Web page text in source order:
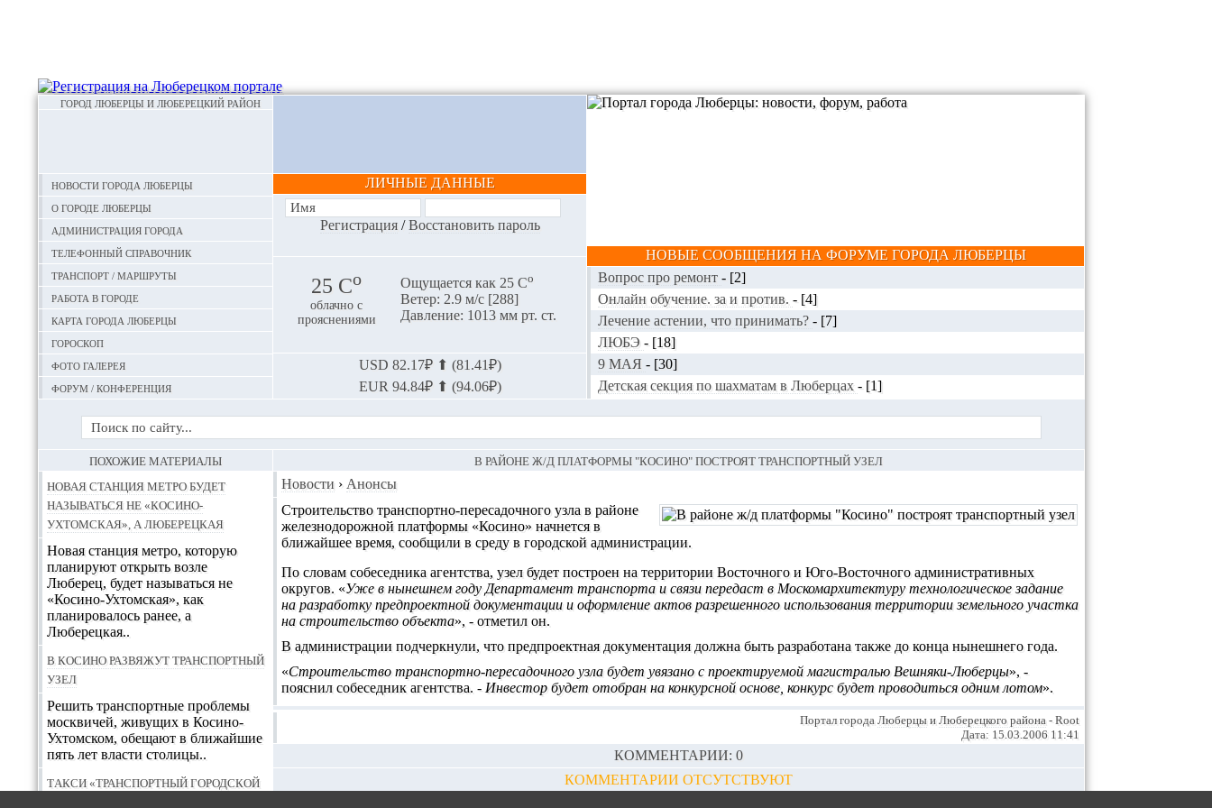
ГОРОД ЛЮБЕРЦЫ И ЛЮБЕРЕЦКИЙ РАЙОН
Новости города Люберцы
О городе Люберцы
Администрация города
Телефонный справочник
Транспорт / маршруты
Работа в городе
Карта города Люберцы
Гороскоп
Фото галерея
Форум / конференция
ЛИЧНЫЕ ДАННЫЕ
Регистрация/Восстановить пароль
25 Сo
облачно с
прояснениями
Ощущается как 25 Сo
Ветер: 2.9 м/с [288]
Давление: 1013 мм рт. ст.
USD 82.17₽ ⬆ (81.41₽)
EUR 94.84₽ ⬆ (94.06₽)
НОВЫЕ СООБЩЕНИЯ НА ФОРУМЕ ГОРОДА ЛЮБЕРЦЫ
Вопрос про ремонт - [2]
Онлайн обучение. за и против. - [4]
Лечение астении, что принимать? - [7]
ЛЮБЭ - [18]
9 МАЯ - [30]
Детская секция по шахматам в Люберцах - [1]
В РАЙОНЕ Ж/Д ПЛАТФОРМЫ "КОСИНО" ПОСТРОЯТ ТРАНСПОРТНЫЙ УЗЕЛ
Новости › Анонсы
Строительство транспортно-пересадочного узла в районе
железнодорожной платформы «Косино» начнется в
ближайшее время, сообщили в среду в городской администрации.
По словам собеседника агентства, узел будет построен на территории Восточного и Юго-Восточного административных
округов. «Уже в нынешнем году Департамент транспорта и связи передаст в Москомархитектуру технологическое задание
на разработку предпроектной документации и оформление актов разрешенного использования территории земельного участка
на строительство объекта», - отметил он.
В администрации подчеркнули, что предпроектная документация должна быть разработана также до конца нынешнего года.
«Строительство транспортно-пересадочного узла будет увязано с проектируемой магистралью Вешняки-Люберцы», -
пояснил собеседник агентства. - Инвестор будет отобран на конкурсной основе, конкурс будет проводиться одним лотом».
Портал города Люберцы и Люберецкого района - Root
Дата: 15.03.2006 11:41
КОММЕНТАРИИ: 0
КОММЕНТАРИИ ОТСУТСТВУЮТ
ПОХОЖИЕ МАТЕРИАЛЫ
Новая станция метро будет
называться не «Косино-
Ухтомская», а Люберецкая
Новая станция метро, которую
планируют открыть возле
Люберец, будет называться не
«Косино-Ухтомская», как
планировалось ранее, а
Люберецкая..
В Косино развяжут транспортный
узел
Решить транспортные проблемы
москвичей, живущих в Косино-
Ухтомском, обещают в ближайшие
пять лет власти столицы..
Такси «Транспортный городской